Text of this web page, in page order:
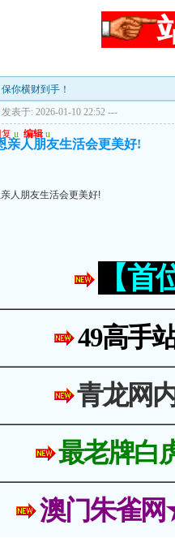
你横财到手！
发表于: 2026-01-10 22:52 ---
复 u 编辑 u
亲人朋友生活会更美好!
人朋友生活会更美好!
【
49高手
青龙网
最老牌白
澳门朱雀